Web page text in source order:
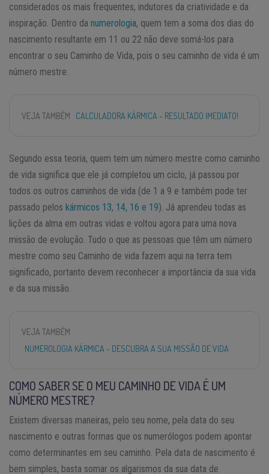
considerados os mais frequentes, indutores da criatividade e da
inspiração. Dentro da numerologia, quem tem a soma dos dias do
nascimento resultante em 11 ou 22 não deve somá-los para
encontrar o seu Caminho de Vida, pois o seu caminho de vida é um
número mestre.
VEJA TAMBÉM CALCULADORA KÁRMICA - RESULTADO IMEDIATO!
Segundo essa teoria, quem tem um número mestre como caminho
de vida significa que ele já completou um ciclo, já passou por
todos os outros caminhos de vida (de 1 a 9 e também pode ter
passado pelos kármicos 13, 14, 16 e 19). Já aprendeu todas as
lições da alma em outras vidas e voltou agora para uma nova
missão de evolução. Tudo o que as pessoas que têm um número
mestre como seu Caminho de vida fazem aqui na terra tem
significado, portanto devem reconhecer a importância da sua vida
e da sua missão.
VEJA TAMBÉM
NUMEROLOGIA KÁRMICA - DESCUBRA A SUA MISSÃO DE VIDA
COMO SABER SE O MEU CAMINHO DE VIDA É UM
NÚMERO MESTRE?
Existem diversas maneiras, pelo seu nome, pela data do seu
nascimento e outras formas que os numerólogos podem apontar
como determinantes em seu caminho. Pela data de nascimento é
bem simples, basta somar os algarismos da sua data de